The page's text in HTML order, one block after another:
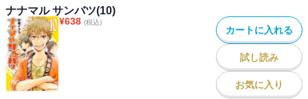
ナナマル サンバツ(10)
¥638 (税込)
カートに入れる
試し読み
お気に入り